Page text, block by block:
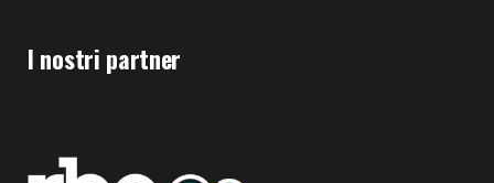
I nostri partner